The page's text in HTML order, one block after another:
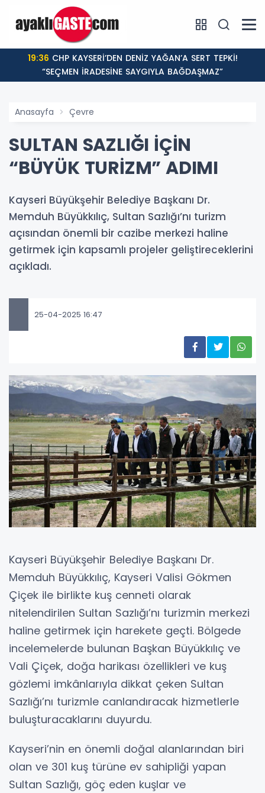
19:36
“SEÇMEN İRADESİNE SAYGIYLA BAĞDAŞMAZ”
Anasayfa Çevre
SULTAN SAZLIĞI İÇİN
“BÜYÜK TURİZM” ADIMI
Kayseri Büyükşehir Belediye Başkanı Dr.
Memduh Büyükkılıç, Sultan Sazlığı’nı turizm
açısından önemli bir cazibe merkezi haline
getirmek için kapsamlı projeler geliştireceklerini
açıkladı.
25-04-2025 16:47
Kayseri Büyükşehir Belediye Başkanı Dr.
Memduh Büyükkılıç, Kayseri Valisi Gökmen
Çiçek ile birlikte kuş cenneti olarak
nitelendirilen Sultan Sazlığı’nı turizmin merkezi
haline getirmek için harekete geçti. Bölgede
incelemelerde bulunan Başkan Büyükkılıç ve
Vali Çiçek, doğa harikası özellikleri ve kuş
gözlemi imkânlarıyla dikkat çeken Sultan
Sazlığı’nı turizmle canlandıracak hizmetlerle
buluşturacaklarını duyurdu.
Kayseri’nin en önemli doğal alanlarından biri
olan ve 301 kuş türüne ev sahipliği yapan
Sultan Sazlığı, göç eden kuşlar ve